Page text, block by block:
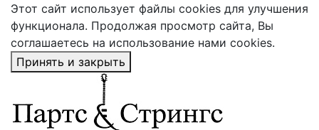
Этот сайт использует файлы cookies для улучшения
функционала. Продолжая просмотр сайта, Вы
соглашаетесь на использование нами cookies.
Принять и закрыть